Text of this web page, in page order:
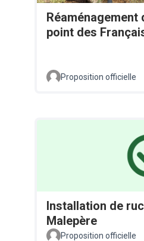
Réaménagement
point des
Proposition officielle
Installation de
Malepère
Proposition officielle